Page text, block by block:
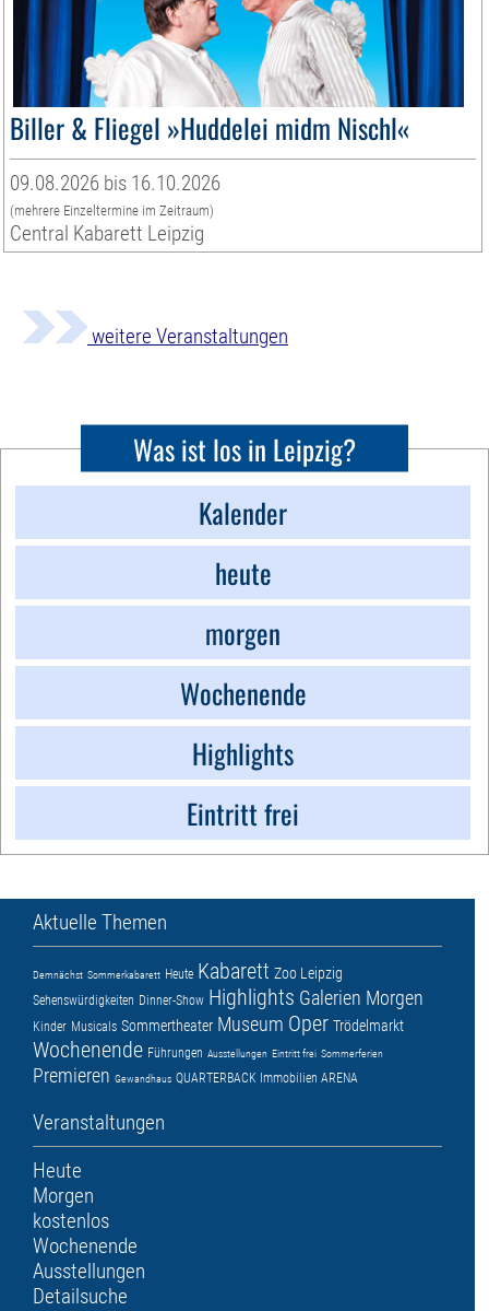
Biller & Fliegel »Huddelei midm Nischl«
09.08.2026 bis 16.10.2026
(mehrere Einzeltermine im Zeitraum)
Central Kabarett Leipzig
weitere Veranstaltungen
Was ist los in Leipzig?
Kalender
heute
morgen
Wochenende
Highlights
Eintritt frei
Aktuelle Themen
Demnächst Sommerkabarett Heute Kabarett Zoo Leipzig
Sehenswürdigkeiten Dinner-Show Highlights Galerien Morgen
Kinder Musicals Sommertheater Museum Oper Trödelmarkt
Wochenende Führungen Ausstellungen Eintritt frei Sommerferien
Premieren Gewandhaus QUARTERBACK Immobilien ARENA
Veranstaltungen
Heute
Morgen
kostenlos
Wochenende
Ausstellungen
Detailsuche